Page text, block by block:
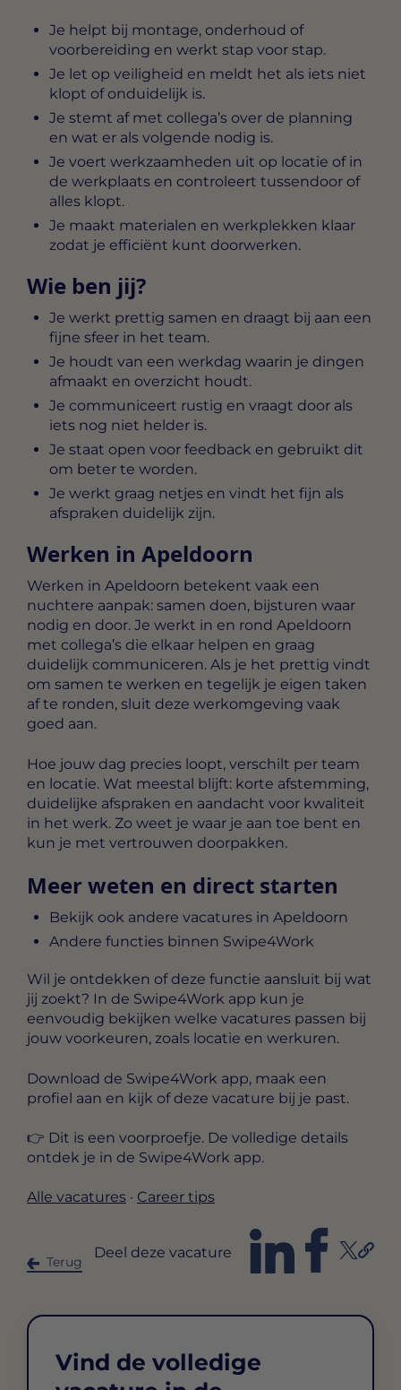
Je helpt bij montage, onderhoud of
voorbereiding en werkt stap voor stap.
Je let op veiligheid en meldt het als iets niet
klopt of onduidelijk is.
Je stemt af met collega’s over de planning
en wat er als volgende nodig is.
Je voert werkzaamheden uit op locatie of in
de werkplaats en controleert tussendoor of
alles klopt.
Je maakt materialen en werkplekken klaar
zodat je efficiënt kunt doorwerken.
Wie ben jij?
Je werkt prettig samen en draagt bij aan een
fijne sfeer in het team.
Je houdt van een werkdag waarin je dingen
afmaakt en overzicht houdt.
Je communiceert rustig en vraagt door als
iets nog niet helder is.
Je staat open voor feedback en gebruikt dit
om beter te worden.
Je werkt graag netjes en vindt het fijn als
afspraken duidelijk zijn.
Werken in Apeldoorn
Werken in Apeldoorn betekent vaak een
nuchtere aanpak: samen doen, bijsturen waar
nodig en door. Je werkt in en rond Apeldoorn
met collega’s die elkaar helpen en graag
duidelijk communiceren. Als je het prettig vindt
om samen te werken en tegelijk je eigen taken
af te ronden, sluit deze werkomgeving vaak
goed aan.
Hoe jouw dag precies loopt, verschilt per team
en locatie. Wat meestal blijft: korte afstemming,
duidelijke afspraken en aandacht voor kwaliteit
in het werk. Zo weet je waar je aan toe bent en
kun je met vertrouwen doorpakken.
Meer weten en direct starten
Bekijk ook andere vacatures in Apeldoorn
Andere functies binnen Swipe4Work
Wil je ontdekken of deze functie aansluit bij wat
jij zoekt? In de Swipe4Work app kun je
eenvoudig bekijken welke vacatures passen bij
jouw voorkeuren, zoals locatie en werkuren.
Download de Swipe4Work app, maak een
profiel aan en kijk of deze vacature bij je past.
👉 Dit is een voorproefje. De volledige details
ontdek je in de Swipe4Work app.
Alle vacatures · Career tips
Terug
Deel deze vacature
Vind de volledige